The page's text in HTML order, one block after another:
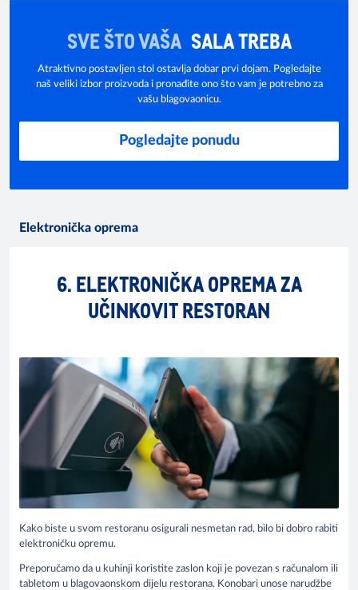
SVE ŠTO VAŠA SALA TREBA
Atraktivno postavljen stol ostavlja dobar prvi dojam. Pogledajte
naš veliki izbor proizvoda i pronađite ono što vam je potrebno za
vašu blagovaonicu.
Pogledajte ponudu
Elektronička oprema
6. ELEKTRONIČKA OPREMA ZA
UČINKOVIT RESTORAN
Kako biste u svom restoranu osigurali nesmetan rad, bilo bi dobro rabiti
elektroničku opremu.
Preporučamo da u kuhinji koristite zaslon koji je povezan s računalom ili
tabletom u blagovaonskom dijelu restorana. Konobari unose narudžbe